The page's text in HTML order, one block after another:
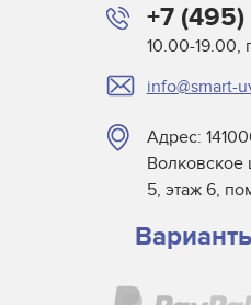
+7
10.00-19.00,
info@smart-
Адрес:
Волковское
5, этаж 6,